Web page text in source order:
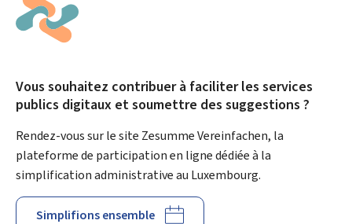
Vous souhaitez contribuer à faciliter les services
publics digitaux et soumettre des suggestions ?
Rendez-vous sur le site Zesumme Vereinfachen, la
plateforme de participation en ligne dédiée à la
simplification administrative au Luxembourg.
Simplifions ensemble